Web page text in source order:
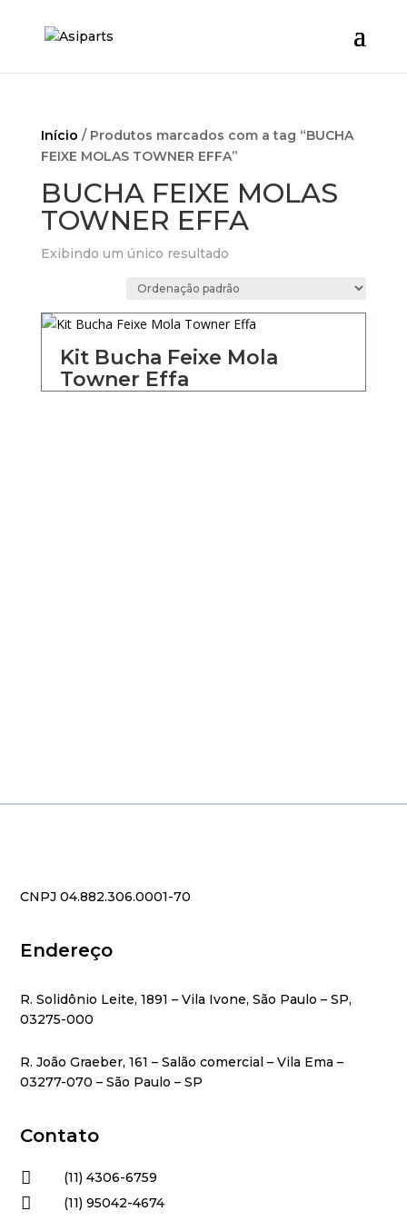
Início / Produtos marcados com a tag “BUCHA
FEIXE MOLAS TOWNER EFFA”
BUCHA FEIXE MOLAS
TOWNER EFFA
Exibindo um único resultado
Kit Bucha Feixe Mola
Towner Effa
CNPJ 04.882.306.0001-70
Endereço
R. Solidônio Leite, 1891 – Vila Ivone, São Paulo – SP,
03275-000
R. João Graeber, 161 – Salão comercial – Vila Ema –
03277-070 – São Paulo – SP
Contato
 (11) 4306-6759
 (11) 95042-4674